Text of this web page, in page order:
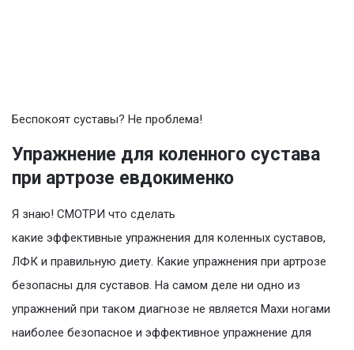
Беспокоят суставы? Не проблема!
Упражнение для коленного сустава
при артрозе евдокименко
Я знаю! СМОТРИ что сделать
какие эффективные упражнения для коленных суставов,
ЛФК и правильную диету. Какие упражнения при артрозе
безопасны для суставов. На самом деле ни одно из
упражнений при таком диагнозе не является Махи ногами
наиболее безопасное и эффективное упражнение для